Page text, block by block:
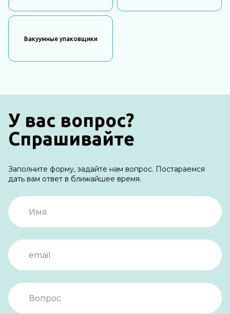
Вакуумные упаковщики
У вас вопрос?
Спрашивайте
Заполните форму, задайте нам вопрос. Постараемся
дать вам ответ в ближайшее время.